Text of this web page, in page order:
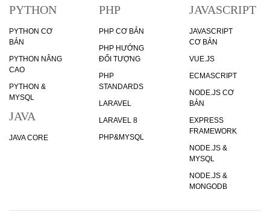
PYTHON
PYTHON CƠ
BẢN
PYTHON NÂNG
CAO
PYTHON &
MYSQL
JAVA
JAVA CORE
PHP
PHP CƠ BẢN
PHP HƯỚNG
ĐỐI TƯỢNG
PHP
STANDARDS
LARAVEL
LARAVEL 8
PHP&MYSQL
JAVASCRIPT
JAVASCRIPT
CƠ BẢN
VUE.JS
ECMASCRIPT
NODE.JS CƠ
BẢN
EXPRESS
FRAMEWORK
NODE.JS &
MYSQL
NODE.JS &
MONGODB